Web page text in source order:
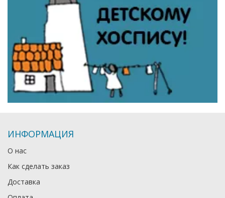
ИНФОРМАЦИЯ
О нас
Как сделать заказ
Доставка